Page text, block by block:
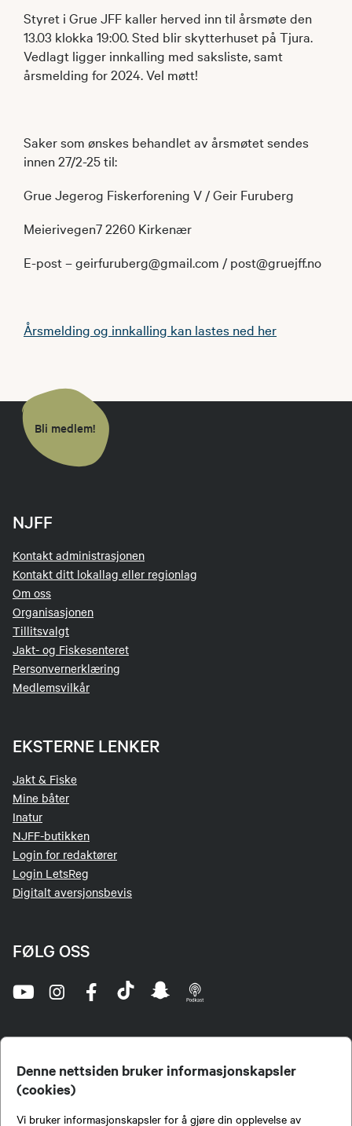
Denne nettsiden bruker informasjonskapsler
(cookies)
Vi bruker informasjonskapsler for å gjøre din opplevelse av
Styret i Grue JFF kaller herved inn til årsmøte den
13.03 klokka 19:00. Sted blir skytterhuset på Tjura.
Vedlagt ligger innkalling med saksliste, samt
årsmelding for 2024. Vel møtt!
Saker som ønskes behandlet av årsmøtet sendes
innen 27/2-25 til:
Grue Jegerog Fiskerforening V / Geir Furuberg
Meierivegen7 2260 Kirkenær
E-post – geirfuruberg@gmail.com / post@gruejff.no
Årsmelding og innkalling kan lastes ned her
Bli medlem!
NJFF
Kontakt administrasjonen
Kontakt ditt lokallag eller regionlag
Om oss
Organisasjonen
Tillitsvalgt
Jakt- og Fiskesenteret
Personvernerklæring
Medlemsvilkår
EKSTERNE LENKER
Jakt & Fiske
Mine båter
Inatur
NJFF-butikken
Login for redaktører
Login LetsReg
Digitalt aversjonsbevis
FØLG OSS
jegere og sportsfiskere og et av de viktigste miljøene for formidling av kunnskap om jakt og